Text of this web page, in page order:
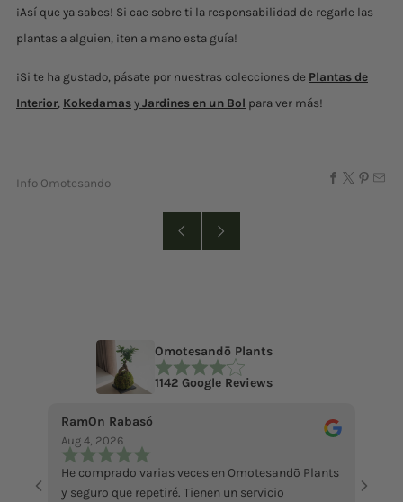
¡Así que ya sabes! Si cae sobre ti la responsabilidad de regarle las
plantas a alguien, ¡ten a mano esta guía!
¡Si te ha gustado, pásate por nuestras colecciones de Plantas de
Interior Kokedamas y Jardines en un Bol para ver más!
Info Omotesando
Omotesandō Plants
1142 Google Reviews
RamOn Rabasó
Aug 4, 2026
He comprado varias veces en Omotesandō Plants
y seguro que repetiré. Tienen un servicio